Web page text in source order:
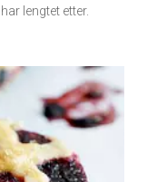
lengtet etter.